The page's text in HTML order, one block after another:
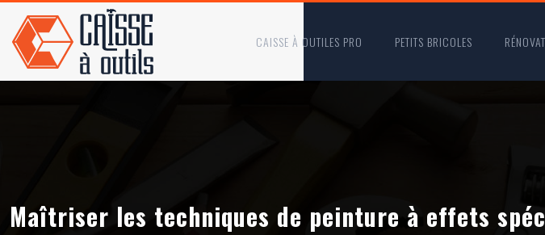
CAISSE À OUTILES PRO PETITS BRICOLES
Maîtriser les techniques de peinture à effets